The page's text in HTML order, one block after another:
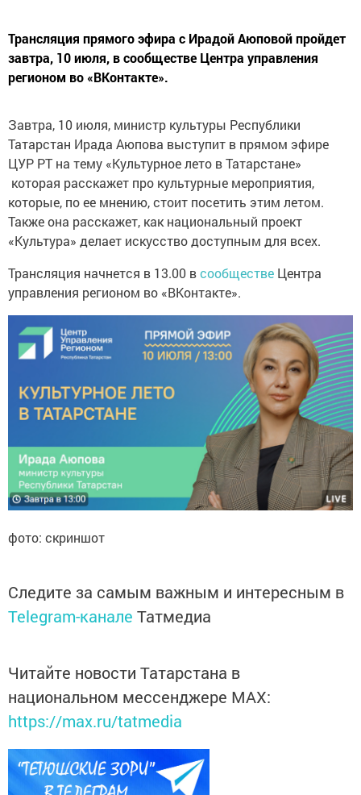
Трансляция прямого эфира с Ирадой Аюповой пройдет
завтра, 10 июля, в сообществе Центра управления
регионом во «ВКонтакте».
Завтра, 10 июля, министр культуры Республики
Татарстан Ирада Аюпова выступит в прямом эфире
ЦУР РТ на тему «Культурное лето в Татарстане»
которая расскажет про культурные мероприятия,
которые, по ее мнению, стоит посетить этим летом.
Также она расскажет, как национальный проект
«Культура» делает искусство доступным для всех.
Трансляция начнется в 13.00 всообществе Центра
управления регионом во «ВКонтакте».
фото: скриншот
Следите за самым важным и интересным в
Telegram-канале Татмедиа
Читайте новости Татарстана в
национальном мессенджере MАХ:
https://max.ru/tatmedia